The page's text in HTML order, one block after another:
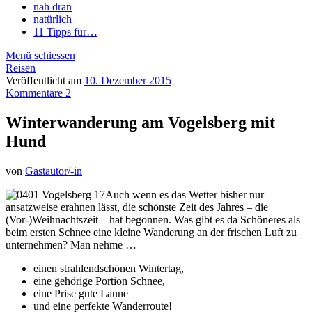
nah dran
natürlich
11 Tipps für…
Menü schiessen
Reisen
Veröffentlicht am 10. Dezember 2015
Kommentare 2
Winterwanderung am Vogelsberg mit
Hund
von Gastautor/-in
Auch wenn es das Wetter bisher nur
ansatzweise erahnen lässt, die schönste Zeit des Jahres – die
(Vor-)Weihnachtszeit – hat begonnen. Was gibt es da Schöneres als
beim ersten Schnee eine kleine Wanderung an der frischen Luft zu
unternehmen? Man nehme …
einen strahlendschönen Wintertag,
eine gehörige Portion Schnee,
eine Prise gute Laune
und eine perfekte Wanderroute!